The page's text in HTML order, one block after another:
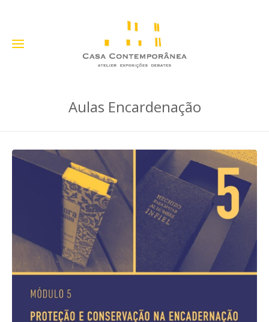
Aulas Encardenação